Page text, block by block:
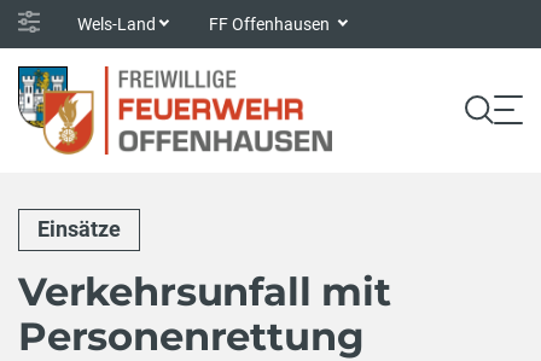
Wels-Land FF Offenhausen
Einsätze
Verkehrsunfall mit
Personenrettung